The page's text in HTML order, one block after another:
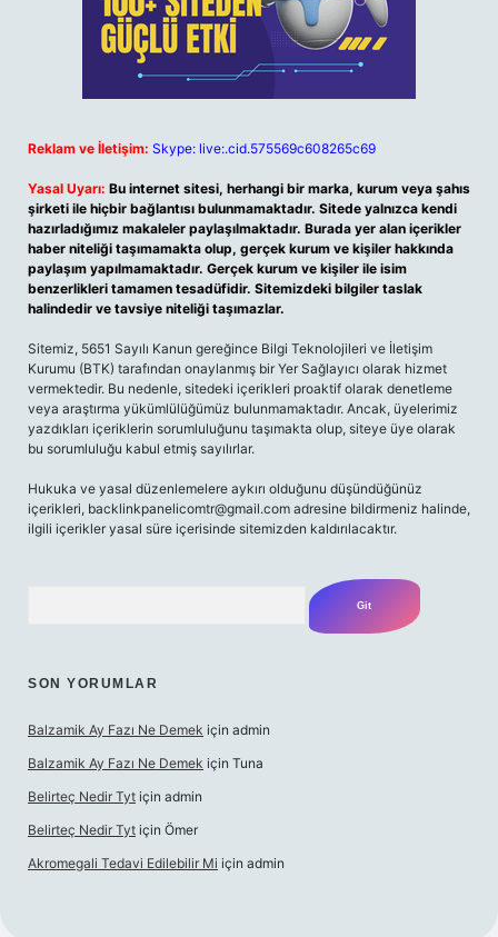
Reklam ve İletişim: Skype: live:.cid.575569c608265c69
Yasal Uyarı: Bu internet sitesi, herhangi bir marka, kurum veya şahıs
şirketi ile hiçbir bağlantısı bulunmamaktadır. Sitede yalnızca kendi
hazırladığımız makaleler paylaşılmaktadır. Burada yer alan içerikler
haber niteliği taşımamakta olup, gerçek kurum ve kişiler hakkında
paylaşım yapılmamaktadır. Gerçek kurum ve kişiler ile isim
benzerlikleri tamamen tesadüfidir. Sitemizdeki bilgiler taslak
halindedir ve tavsiye niteliği taşımazlar.
Sitemiz, 5651 Sayılı Kanun gereğince Bilgi Teknolojileri ve İletişim
Kurumu (BTK) tarafından onaylanmış bir Yer Sağlayıcı olarak hizmet
vermektedir. Bu nedenle, sitedeki içerikleri proaktif olarak denetleme
veya araştırma yükümlülüğümüz bulunmamaktadır. Ancak, üyelerimiz
yazdıkları içeriklerin sorumluluğunu taşımakta olup, siteye üye olarak
bu sorumluluğu kabul etmiş sayılırlar.
Hukuka ve yasal düzenlemelere aykırı olduğunu düşündüğünüz
içerikleri, backlinkpanelicomtr@gmail.com adresine bildirmeniz halinde,
ilgili içerikler yasal süre içerisinde sitemizden kaldırılacaktır.
SON YORUMLAR
Balzamik Ay Fazı Ne Demek için admin
Balzamik Ay Fazı Ne Demek için Tuna
Belirteç Nedir Tyt için admin
Belirteç Nedir Tyt için Ömer
Akromegali Tedavi Edilebilir Mi için admin